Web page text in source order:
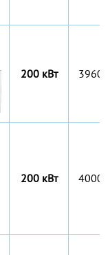
200 кВт
200 кВт